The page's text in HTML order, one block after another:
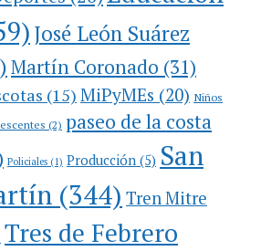
José León Suárez
Martín Coronado (31)
(15) MiPyMEs (20) Niños
(2) paseo de la costa
Policiales (1) Producción (5) San
(344) Tren Mitre
Tres de Febrero